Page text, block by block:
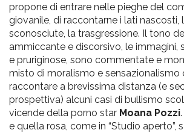
propone di entrare nelle pieghe del
giovanile, di raccontarne i lati nascosti,
sconosciute, la trasgressione. Il tono
ammiccante e discorsivo, le immagini,
e pruriginose, sono commentate e
misto di moralismo e sensazionalismo
raccontare a brevissima distanza (e
prospettiva) alcuni casi di bullismo
vicende della porno star Moana Pozzi
e quella rosa, come in “Studio aperto”,